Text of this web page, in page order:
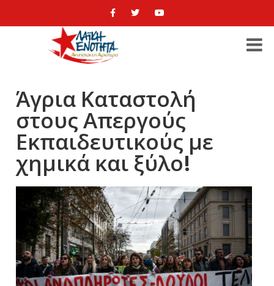
Άγρια Καταστολή
στους Απεργούς
Εκπαιδευτικούς με
χημικά και ξύλο!